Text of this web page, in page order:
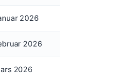
2026
2026
2026